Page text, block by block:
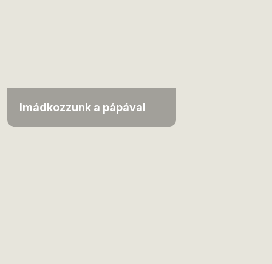
Imádkozzunk a pápával